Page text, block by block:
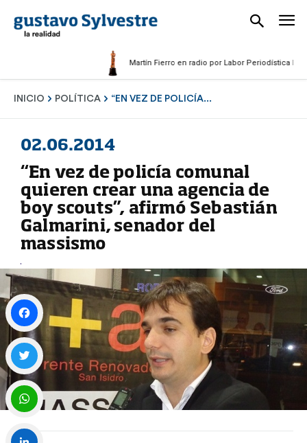
Martín Fierro en radio por Labor Periodística
INICIO POLÍTICA “EN VEZ DE POLICÍA...
02.06.2014
“En vez de policía comunal
quieren crear una agencia de
boy scouts”, afirmó Sebastián
Galmarini, senador del
massismo
Facebook
Twitter
WhatsApp